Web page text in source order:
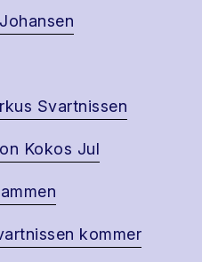
Svartnissen
Kokos Jul
kommer